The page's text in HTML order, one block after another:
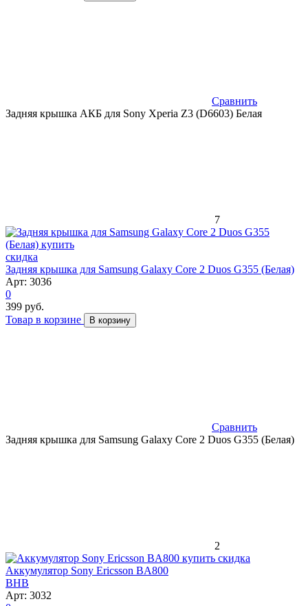
Сравнить
Задняя крышка АКБ для Sony Xperia Z3 (D6603) Белая
7
скидка
Задняя крышка для Samsung Galaxy Core 2 Duos G355 (Белая)
Арт: 3036
0
399 руб.
Товар в корзине
В корзину
Сравнить
Задняя крышка для Samsung Galaxy Core 2 Duos G355 (Белая)
2
скидка
Аккумулятор Sony Ericsson BA800
BHB
Арт: 3032